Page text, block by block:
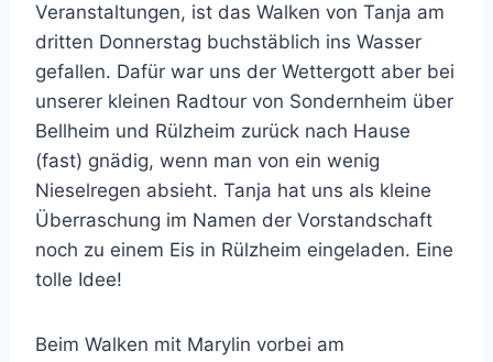
Veranstaltungen, ist das Walken von Tanja am
dritten Donnerstag buchstäblich ins Wasser
gefallen. Dafür war uns der Wettergott aber bei
unserer kleinen Radtour von Sondernheim über
Bellheim und Rülzheim zurück nach Hause
(fast) gnädig, wenn man von ein wenig
Nieselregen absieht. Tanja hat uns als kleine
Überraschung im Namen der Vorstandschaft
noch zu einem Eis in Rülzheim eingeladen. Eine
tolle Idee!
Beim Walken mit Marylin vorbei am